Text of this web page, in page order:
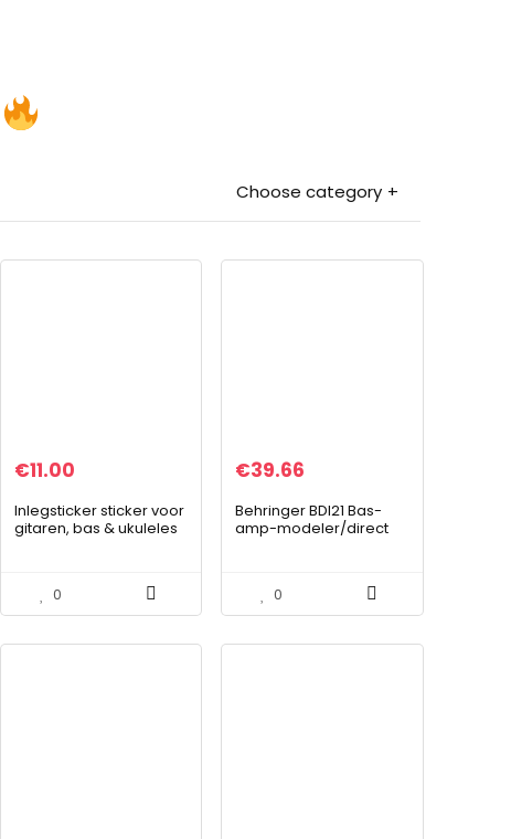
Choose category
€11.00
Inlegsticker sticker voor
gitaren, bas & ukuleles
0
€39.66
Behringer BDI21 Bas-
amp-modeler/direct
0